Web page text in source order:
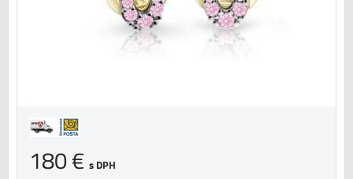
180 € s DPH